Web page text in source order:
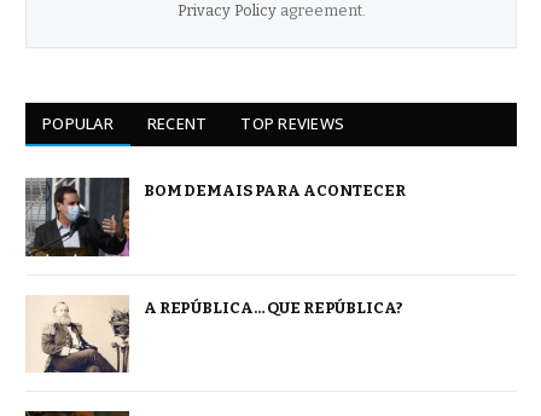
Privacy Policyagreement.
POPULAR RECENT TOP REVIEWS
BOM DEMAIS PARA ACONTECER
A REPÚBLICA… QUE REPÚBLICA?